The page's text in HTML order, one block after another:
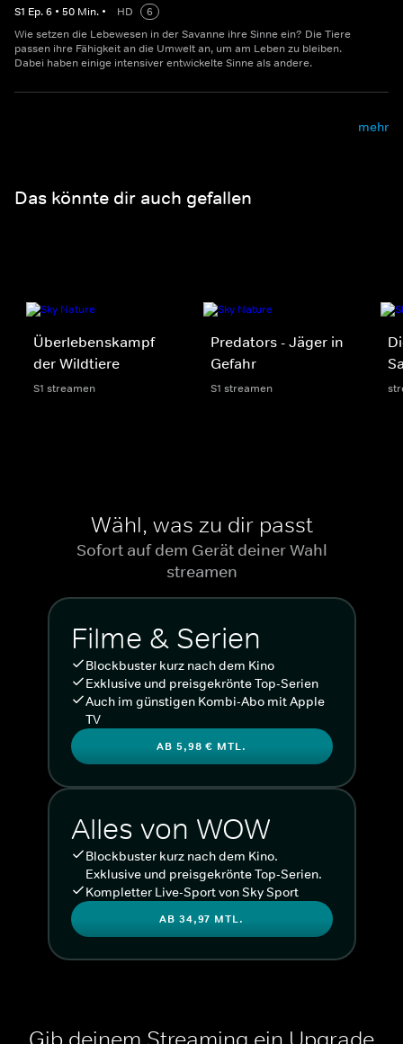
S1 Ep.6 • 50 Min. • HD
6
Wie setzen die Lebewesen in der Savanne ihre Sinne ein? Die Tiere
passen ihre Fähigkeit an die Umwelt an, um am Leben zu bleiben.
Dabei haben einige intensiver entwickelte Sinne als andere.
mehr
Das könnte dir auch gefallen
Überlebenskampf
der Wildtiere
S1 streamen
Predators - Jäger in
Gefahr
S1 streamen
Wähl, was zu dir passt
Sofort auf dem Gerät deiner Wahl
streamen
Filme & Serien
Blockbuster kurz nach dem Kino
Exklusive und preisgekrönte Top-Serien
Auch im günstigen Kombi-Abo mit Apple
TV
AB 5,98 € MTL.
Alles von WOW
Blockbuster kurz nach dem Kino.
Exklusive und preisgekrönte Top-Serien.
Kompletter Live-Sport von Sky Sport
AB 34,97 MTL.
Gib deinem Streaming ein Upgrade